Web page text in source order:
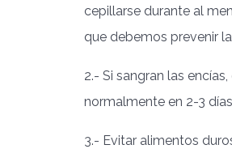
cepillarse durante al
que debemos prevenir
2.- Si sangran las
normalmente en 2-3
3.- Evitar alimentos